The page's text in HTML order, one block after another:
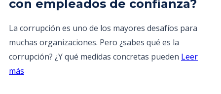
con empleados de confianza?
La corrupción es uno de los mayores desafíos para
muchas organizaciones. Pero ¿sabes qué es la
corrupción? ¿Y qué medidas concretas pueden Leer
más